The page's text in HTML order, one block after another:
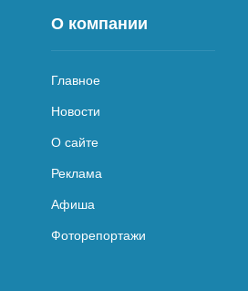
О компании
Главное
Новости
О сайте
Реклама
Афиша
Фоторепортажи